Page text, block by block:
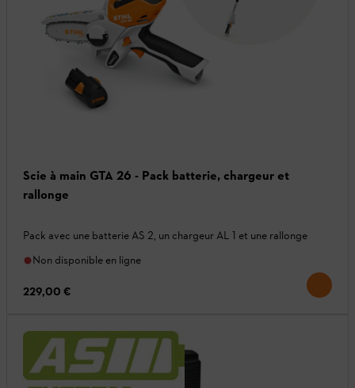
Scie à main GTA 26 - Pack batterie, chargeur et
rallonge
Pack avec une batterie AS 2, un chargeur AL 1 et une rallonge
Non disponible en ligne
229,00 €